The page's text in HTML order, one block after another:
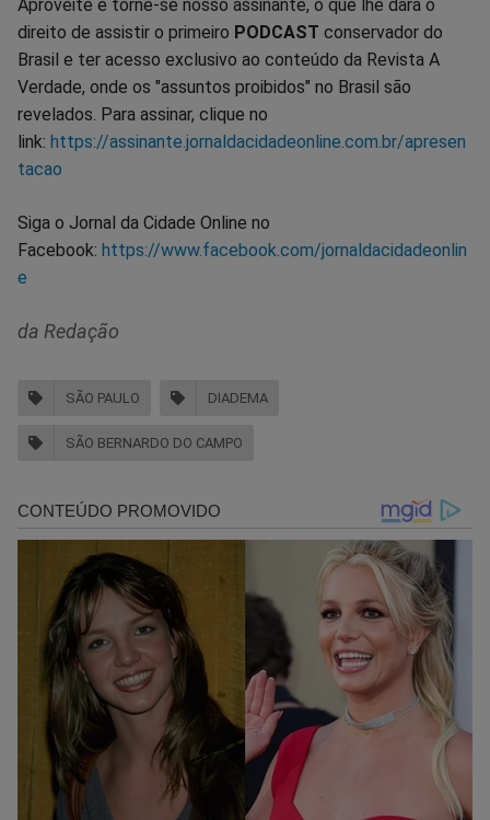
Aproveite e torne-se nosso assinante, o que lhe dará o
direito de assistir o primeiro PODCAST conservador do
Brasil e ter acesso exclusivo ao conteúdo da Revista A
Verdade, onde os "assuntos proibidos" no Brasil são
revelados. Para assinar, clique no
link: https://assinante.jornaldacidadeonline.com.br/apresen
tacao
Siga o Jornal da Cidade Online no
Facebook: https://www.facebook.com/jornaldacidadeonlin
e
da Redação
SÃO PAULO DIADEMA
SÃO BERNARDO DO CAMPO